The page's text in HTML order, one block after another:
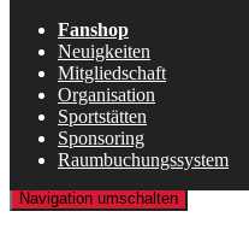
Fanshop
Neuigkeiten
Mitgliedschaft
Organisation
Sportstätten
Sponsoring
Raumbuchungssystem
TSV Vineta
Audorf
Navigation umschalten